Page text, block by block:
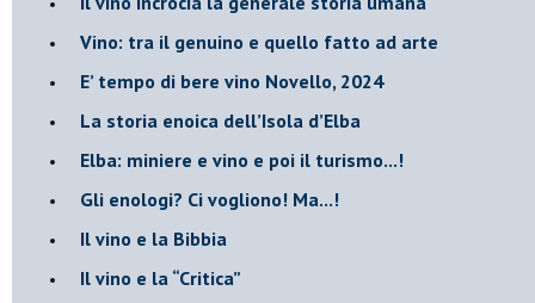
Vino: tra il genuino e quello fatto ad arte
E’ tempo di bere vino Novello, 2024
La storia enoica dell’Isola d’Elba
Elba: miniere e vino e poi il turismo...!
​Gli enologi? Ci vogliono! Ma...!
​Il vino e la Bibbia
​Il vino e la “Critica”